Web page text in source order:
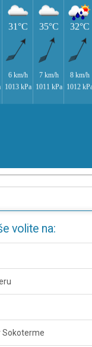
volite na:
Sokoterme